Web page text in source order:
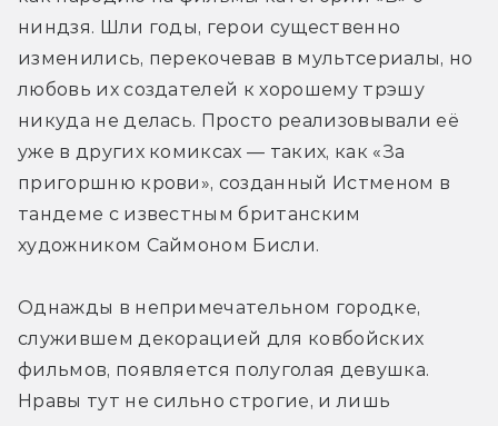
ниндзя. Шли годы, герои существенно
изменились, перекочевав в мультсериалы, но
любовь их создателей к хорошему трэшу
никуда не делась. Просто реализовывали её
уже в других комиксах — таких, как «За
пригоршню крови», созданный Истменом в
тандеме с известным британским
художником Саймоном Бисли.
Однажды в непримечательном городке,
служившем декорацией для ковбойских
фильмов, появляется полуголая девушка.
Нравы тут не сильно строгие, и лишь